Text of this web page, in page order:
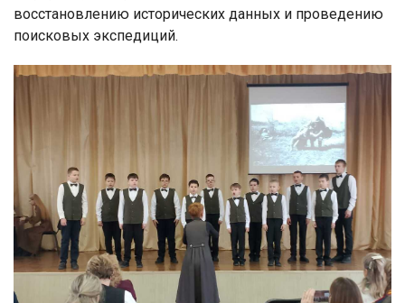
восстановлению исторических данных и проведению
поисковых экспедиций.